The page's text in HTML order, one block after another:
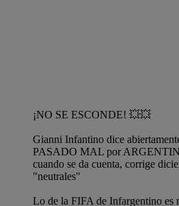
¡NO SE ESCONDE! 💥💥
Gianni Infantino dice
PASADO MAL por
cuando se da cuenta, corrige
"neutrales"
Lo de la FIFA de Infargentino es